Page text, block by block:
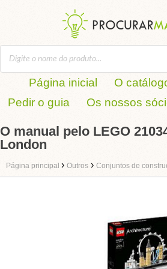
Página inicial
O
Pedir o guia
Os nossos
O manual pelo LEGO
London
Página principal › Outros › Conjuntos de